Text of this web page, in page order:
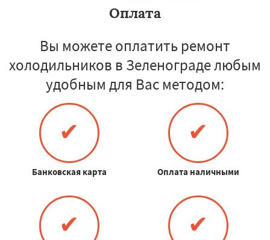
Оплата
Вы можете оплатить ремонт
холодильников в Зеленограде любым
удобным для Вас методом:
✔
Банковская карта
✔
Оплата наличными
✔ ✔